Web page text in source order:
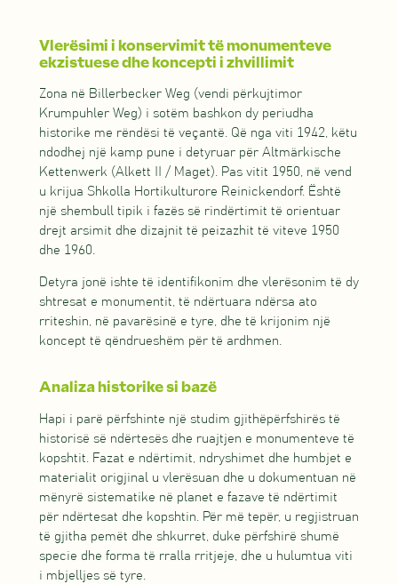
Vlerësimi i konservimit të monumenteve
ekzistuese dhe koncepti i zhvillimit
Zona në Billerbecker Weg (vendi përkujtimor
Krumpuhler Weg) i sotëm bashkon dy periudha
historike me rëndësi të veçantë. Që nga viti 1942, këtu
ndodhej një kamp pune i detyruar për Altmärkische
Kettenwerk (Alkett II / Maget). Pas vitit 1950, në vend
u krijua Shkolla Hortikulturore Reinickendorf. Është
një shembull tipik i fazës së rindërtimit të orientuar
drejt arsimit dhe dizajnit të peizazhit të viteve 1950
dhe 1960.
Detyra jonë ishte të identifikonim dhe vlerësonim të dy
shtresat e monumentit, të ndërtuara ndërsa ato
rriteshin, në pavarësinë e tyre, dhe të krijonim një
koncept të qëndrueshëm për të ardhmen.
Analiza historike si bazë
Hapi i parë përfshinte një studim gjithëpërfshirës të
historisë së ndërtesës dhe ruajtjen e monumenteve të
kopshtit. Fazat e ndërtimit, ndryshimet dhe humbjet e
materialit origjinal u vlerësuan dhe u dokumentuan në
mënyrë sistematike në planet e fazave të ndërtimit
për ndërtesat dhe kopshtin. Për më tepër, u regjistruan
të gjitha pemët dhe shkurret, duke përfshirë shumë
specie dhe forma të rralla rritjeje, dhe u hulumtua viti
i mbjelljes së tyre.